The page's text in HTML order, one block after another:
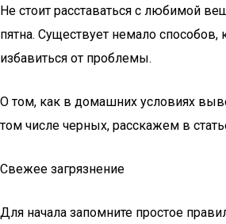
Не стоит расставаться с любимой
пятна. Существует немало способов,
избавиться от проблемы.
О том, как в домашних условиях
том числе черных, расскажем в
Свежее загрязнение
Для начала запомните простое